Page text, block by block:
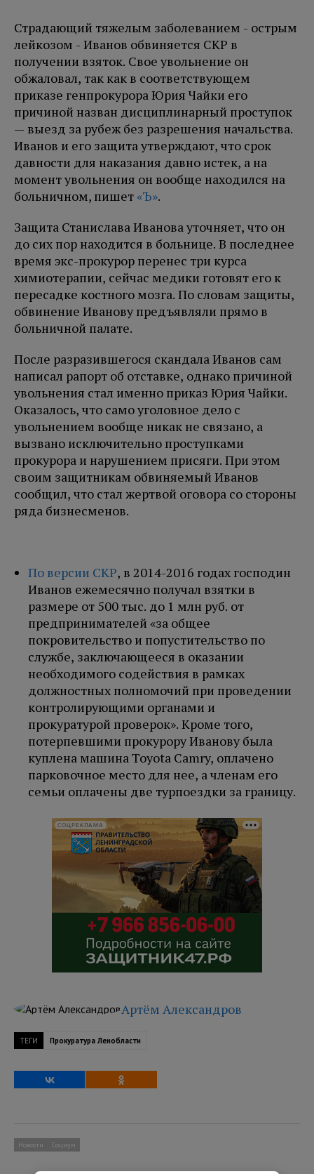
Страдающий тяжелым заболеванием - острым
лейкозом - Иванов обвиняется СКР в
получении взяток. Свое увольнение он
обжаловал, так как в соответствующем
приказе генпрокурора Юрия Чайки его
причиной назван дисциплинарный проступок
— выезд за рубеж без разрешения начальства.
Иванов и его защита утверждают, что срок
давности для наказания давно истек, а на
момент увольнения он вообще находился на
больничном, пишет«Ъ».
Защита Станислава Иванова уточняет, что он
до сих пор находится в больнице. В последнее
время экс-прокурор перенес три курса
химиотерапии, сейчас медики готовят его к
пересадке костного мозга. По словам защиты,
обвинение Иванову предъявляли прямо в
больничной палате.
После разразившегося скандала Иванов сам
написал рапорт об отставке, однако причиной
увольнения стал именно приказ Юрия Чайки.
Оказалось, что само уголовное дело с
увольнением вообще никак не связано, а
вызвано исключительно проступками
прокурора и нарушением присяги. При этом
своим защитникам обвиняемый Иванов
сообщил, что стал жертвой оговора со стороны
ряда бизнесменов.
По версии СКР, в 2014-2016 годах господин
Иванов ежемесячно получал взятки в
размере от 500 тыс. до 1 млн руб. от
предпринимателей «за общее
покровительство и попустительство по
службе, заключающееся в оказании
необходимого содействия в рамках
должностных полномочий при проведении
контролирующими органами и
прокуратурой проверок». Кроме того,
потерпевшими прокурору Иванову была
куплена машина Toyota Camry, оплачено
парковочное место для нее, а членам его
семьи оплачены две турпоездки за границу.
СОЦРЕКЛАМА
Артём Александров
ТЕГИ Прокуратура Ленобласти
Новости Социум